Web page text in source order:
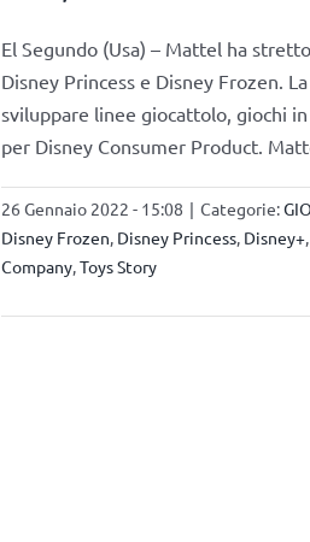
El Segundo (Usa) – Mattel ha
Disney Princess e Disney Frozen.
sviluppare linee giocattolo, giochi
per Disney Consumer Product.
26 Gennaio 2022 - 15:08 | Categorie:
Disney Frozen, Disney Princess, Disney+,
Company,Toys Story